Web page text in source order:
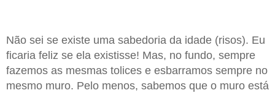
Não sei se existe uma sabedoria da idade (risos). Eu
ficaria feliz se ela existisse! Mas, no fundo, sempre
fazemos as mesmas tolices e esbarramos sempre no
mesmo muro. Pelo menos, sabemos que o muro está